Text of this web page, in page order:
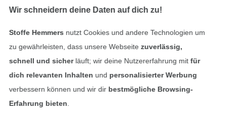
Unsere Versandpartner
Wir schneidern deine Daten auf dich zu!
Stoffe Hemmers nutzt Cookies und andere Technologien um
zu gewährleisten, dass unsere Webseite zuverlässig,
schnell und sicherläuft; wir deine Nutzererfahrung mitfür
dich relevanten Inhalten und personalisierter Werbung
verbessern können und wir dir bestmögliche Browsing-
Erfahrung bieten